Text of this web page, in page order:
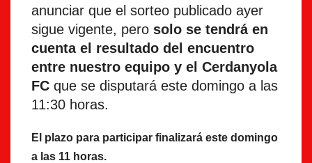
anunciar que el sorteo publicado ayer
sigue vigente, pero solo se tendrá en
cuenta el resultado del encuentro
entre nuestro equipo y el Cerdanyola
FC que se disputará este domingo a las
11:30 horas.
El plazo para participar finalizará este domingo
a las 11 horas.